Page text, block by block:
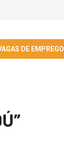
DE EMPREGO